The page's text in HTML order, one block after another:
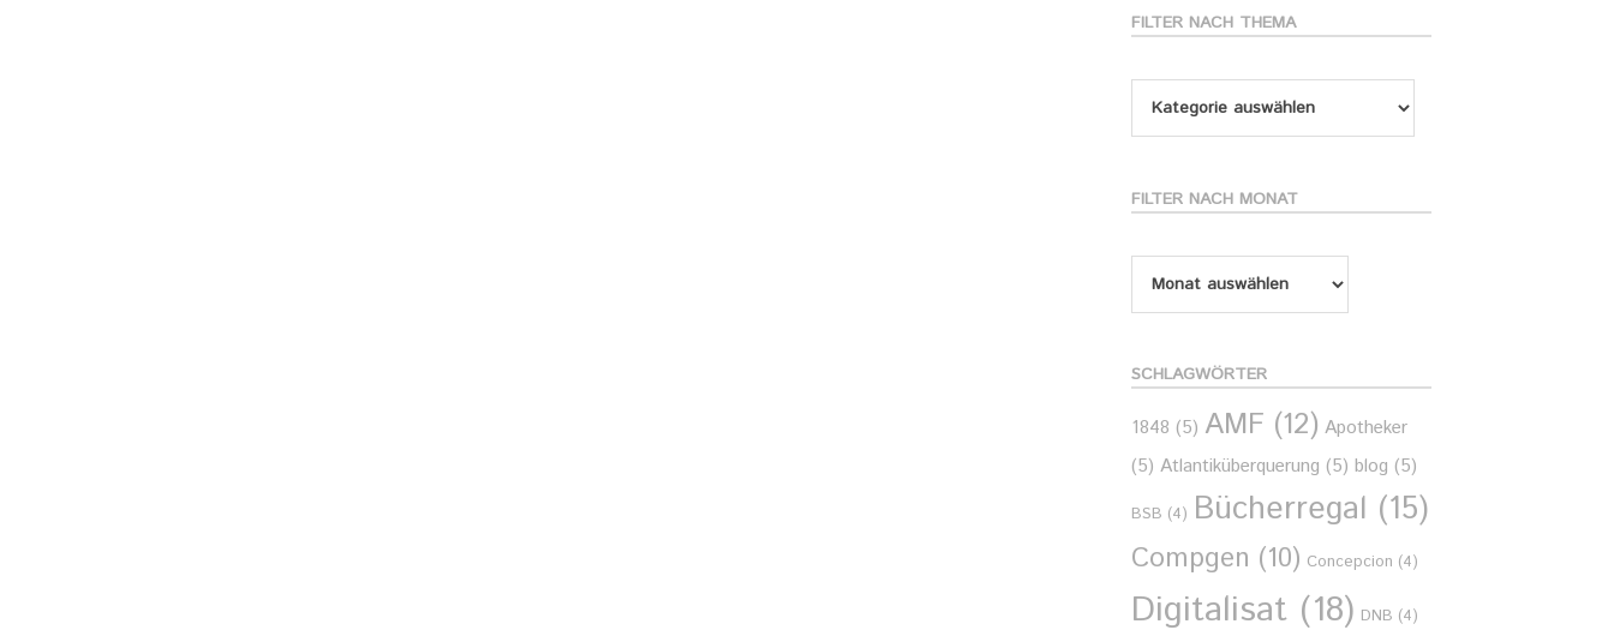
FILTER NACH THEMA
nach
Thema
FILTER NACH MONAT
nach
SCHLAGWÖRTER
1848 (5) AMF (12) Apotheker
(5) Atlantiküberquerung (5) blog (5)
BSB (4) Bücherregal (15)
Compgen (10) Concepcion (4)
Digitalisat (18) DNB (4)